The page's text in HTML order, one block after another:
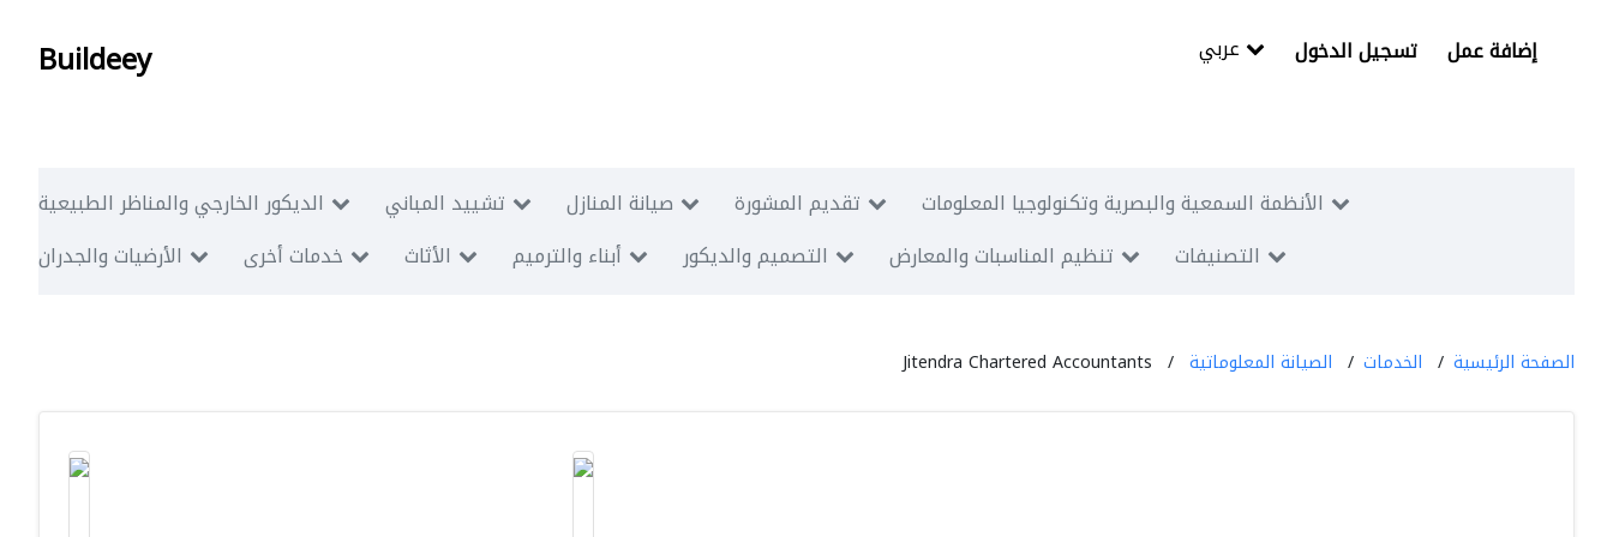
Buildeey تسجيل الدخول إضافة عمل
الديكور الخارجي والمناظر الطبيعية تشييد المباني صيانة المنازل تقديم المشورة
الأنظمة السمعية والبصرية وتكنولوجيا المعلومات
الأرضيات والجدران
خدمات أخرى الأثاث أبناء والترميم التصميم والديكور تنظيم المناسبات والمعارض التصنيفات
الصفحة الرئيسية الخدمات الصيانة المعلوماتية Jitendra Chartered Accountants